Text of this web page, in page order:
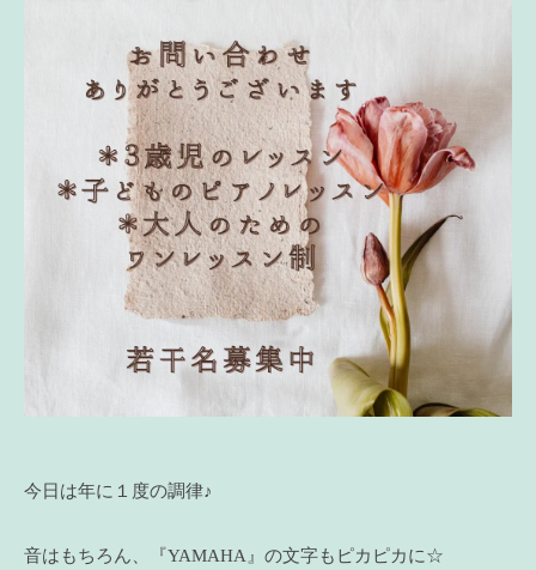
今日は年に１度の調律♪
音はもちろん、『YAMAHA』の文字もピカピカに☆